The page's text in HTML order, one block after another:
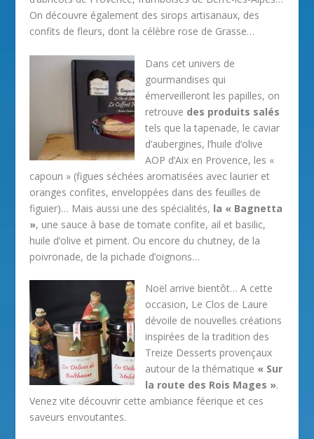
On découvre également des sirops artisanaux, des
confits de fleurs, dont la célèbre rose de Grasse…
Dans cet univers de
gourmandises qui
émerveilleront les papilles, on
retrouve des produits salés
tels que la tapenade, le caviar
d’aubergines, l’huile d’olive
AOP d’Aix en Provence, les «
capoun » (figues séchées aromatisées avec laurier et
oranges confites, enveloppées dans des feuilles de
figuier)… Mais aussi une des spécialités, la « Bagnetta
», une sauce à base de tomate confite, ail et basilic,
huile d’olive et piment. Ou encore du chutney, de la
poivronade, de la pichade d’oignons…
Noël arrive bientôt… A cette
occasion, Le Clos de Laure
dévoile de nouvelles créations
inspirées de la tradition des
Treize Desserts provençaux
autour de la thématique « Sur
la route des Rois Mages ».
Venez vite découvrir cette ambiance féerique et ces
saveurs envoutantes.